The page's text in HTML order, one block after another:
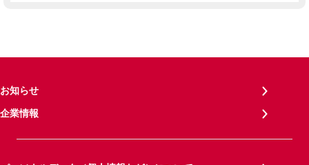
お知らせ
企業情報